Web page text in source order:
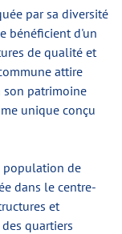
par sa diversité
bénéficient d'un
de qualité et
attire
son patrimoine
unique conçu
population de
dans le centre-
et
quartiers